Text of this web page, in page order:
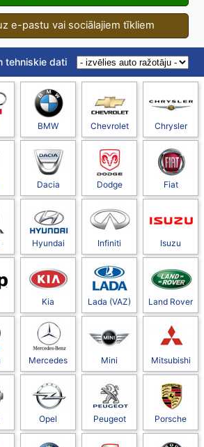
e-pastu vai sociālajiem tīkliem
tehniskie dati
BMW Chevrolet Chrysler
Dacia Dodge Fiat
Hyundai Infiniti Isuzu
Kia Lada (VAZ) Land Rover
Mercedes Mini Mitsubishi
Opel Peugeot Porsche